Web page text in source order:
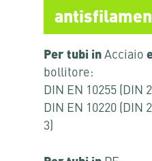
Per tubi in Acciaio
bollitore:
DIN EN 10255 (DIN
DIN EN 10220 (DIN
3)